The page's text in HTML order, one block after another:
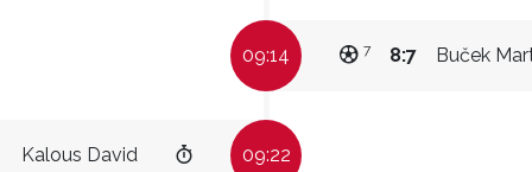
09:14 Buček
8:7
7
Kalous David 09:22